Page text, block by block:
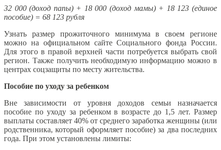
32 000 (доход папы) + 18 000 (доход мамы) + 18 123 (единое
пособие) = 68 123 рубля
Узнать размер прожиточного минимума в своем регионе
можно на официальном сайте Социального фонда России.
Для этого в правой верхней части потребуется выбрать свой
регион. Также получить необходимую информацию можно в
центрах соцзащиты по месту жительства.
Пособие по уходу за ребенком
Вне зависимости от уровня доходов семьи назначается
пособие по уходу за ребенком в возрасте до 1,5 лет. Размер
выплаты составляет 40% от среднего заработка женщины (или
родственника, который оформляет пособие) за два последних
года. При этом установлены лимиты: